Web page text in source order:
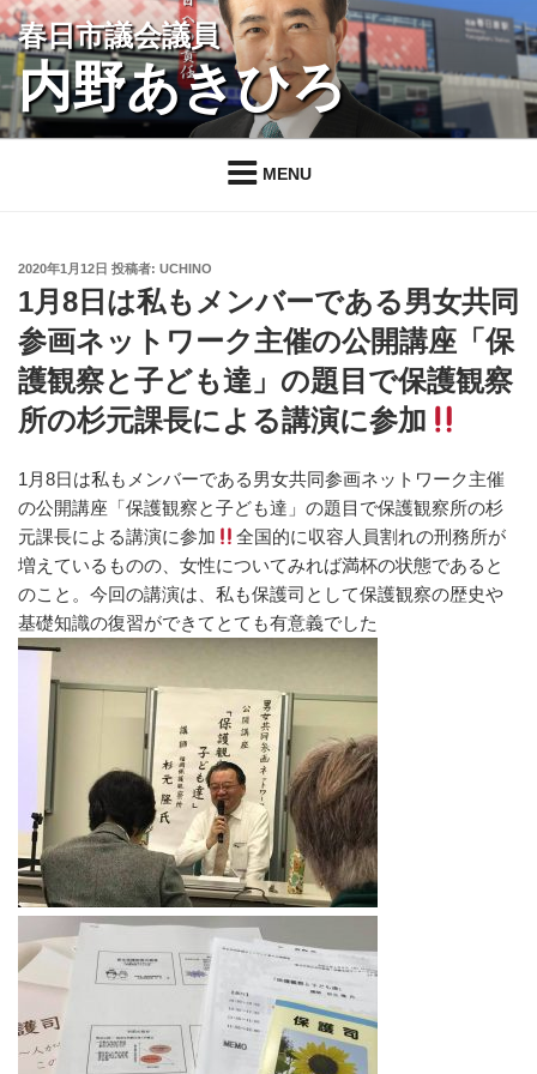
コ
ン
ツ
春日市議会議員
内野あきひろ
MENU
投
稿
日:
2020年1月12日 投稿者: UCHINO
1月8日は私もメンバーである男女共同
参画ネットワーク主催の公開講座「保
護観察と子ども達」の題目で保護観察
所の杉元課長による講演に参加
1月8日は私もメンバーである男女共同参画ネットワーク主催
の公開講座「保護観察と子ども達」の題目で保護観察所の杉
元課長による講演に参加
全国的に収容人員割れの刑務所が
増えているものの、女性についてみれば満杯の状態であると
のこと。今回の講演は、私も保護司として保護観察の歴史や
基礎知識の復習ができてとても有意義でした